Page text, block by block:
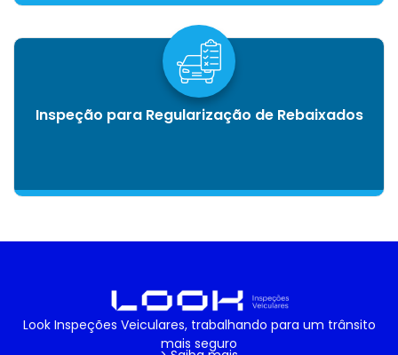
Inspeção para Regularização de Rebaixados
Look Inspeções Veiculares, trabalhando para um trânsito
mais seguro